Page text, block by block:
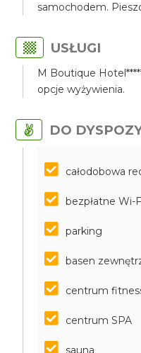
samochodem.
USŁUGI
M Boutique
opcje wyżywienia.
DO
całodobowa
bezpłatne Wi-
parking
basen
centrum
centrum SPA
sauna